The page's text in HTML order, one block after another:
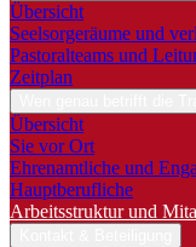
Übersicht
Seelsorgeräume und
Pastoralteams und
Zeitplan
Übersicht
Sie vor Ort
Ehrenamtliche und
Hauptberufliche
Arbeitsstruktur und